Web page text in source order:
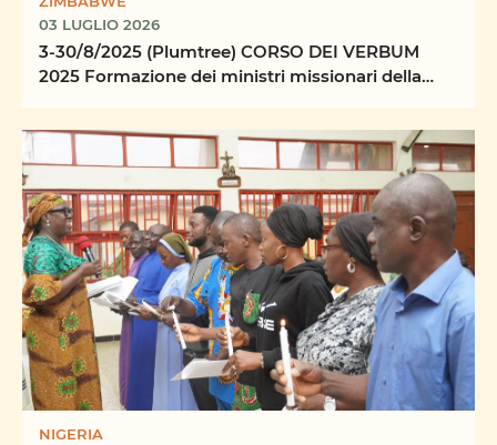
03 LUGLIO 2026
3-30/8/2025 (Plumtree) CORSO DEI VERBUM
2025 Formazione dei ministri missionari della
NIGERIA